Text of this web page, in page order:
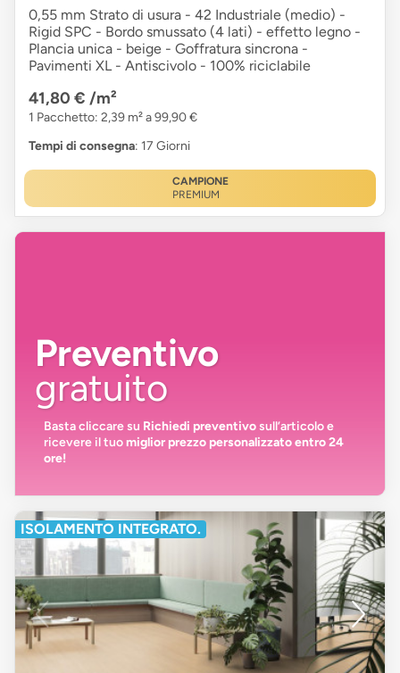
0,55 mm Strato di usura - 42 Industriale (medio) -
Rigid SPC - Bordo smussato (4 lati) - effetto legno -
Plancia unica - beige - Goffratura sincrona -
Pavimenti XL - Antiscivolo - 100% riciclabile
41,80 € /m²
1 Pacchetto: 2,39 m² a 99,90 €
Tempi di consegna: 17 Giorni
CAMPIONE
PREMIUM
Preventivo
gratuito
Basta cliccare su Richiedi preventivosull’articolo e
ricevere il tuomiglior prezzo personalizzato entro 24
ore!
ISOLAMENTO INTEGRATO.